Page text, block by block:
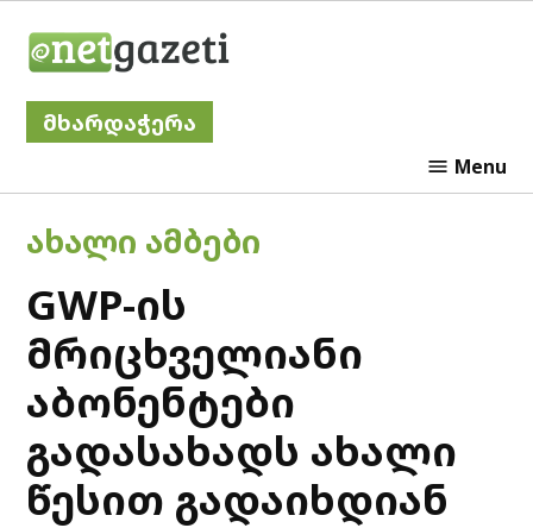
მხარდაჭერა
Menu
POSTED
ᲐᲮᲐᲚᲘ ᲐᲛᲑᲔᲑᲘ
GWP-ის
მრიცხველიანი
აბონენტები
გადასახადს ახალი
წესით გადაიხდიან